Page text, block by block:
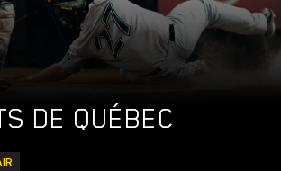
DE QUÉBEC